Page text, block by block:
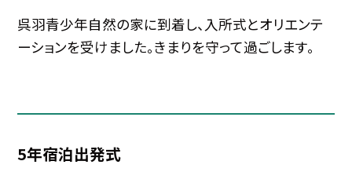
呉羽青少年自然の家に到着し、入所式とオリエンテ
ーションを受けました。きまりを守って過ごします。
5年宿泊出発式